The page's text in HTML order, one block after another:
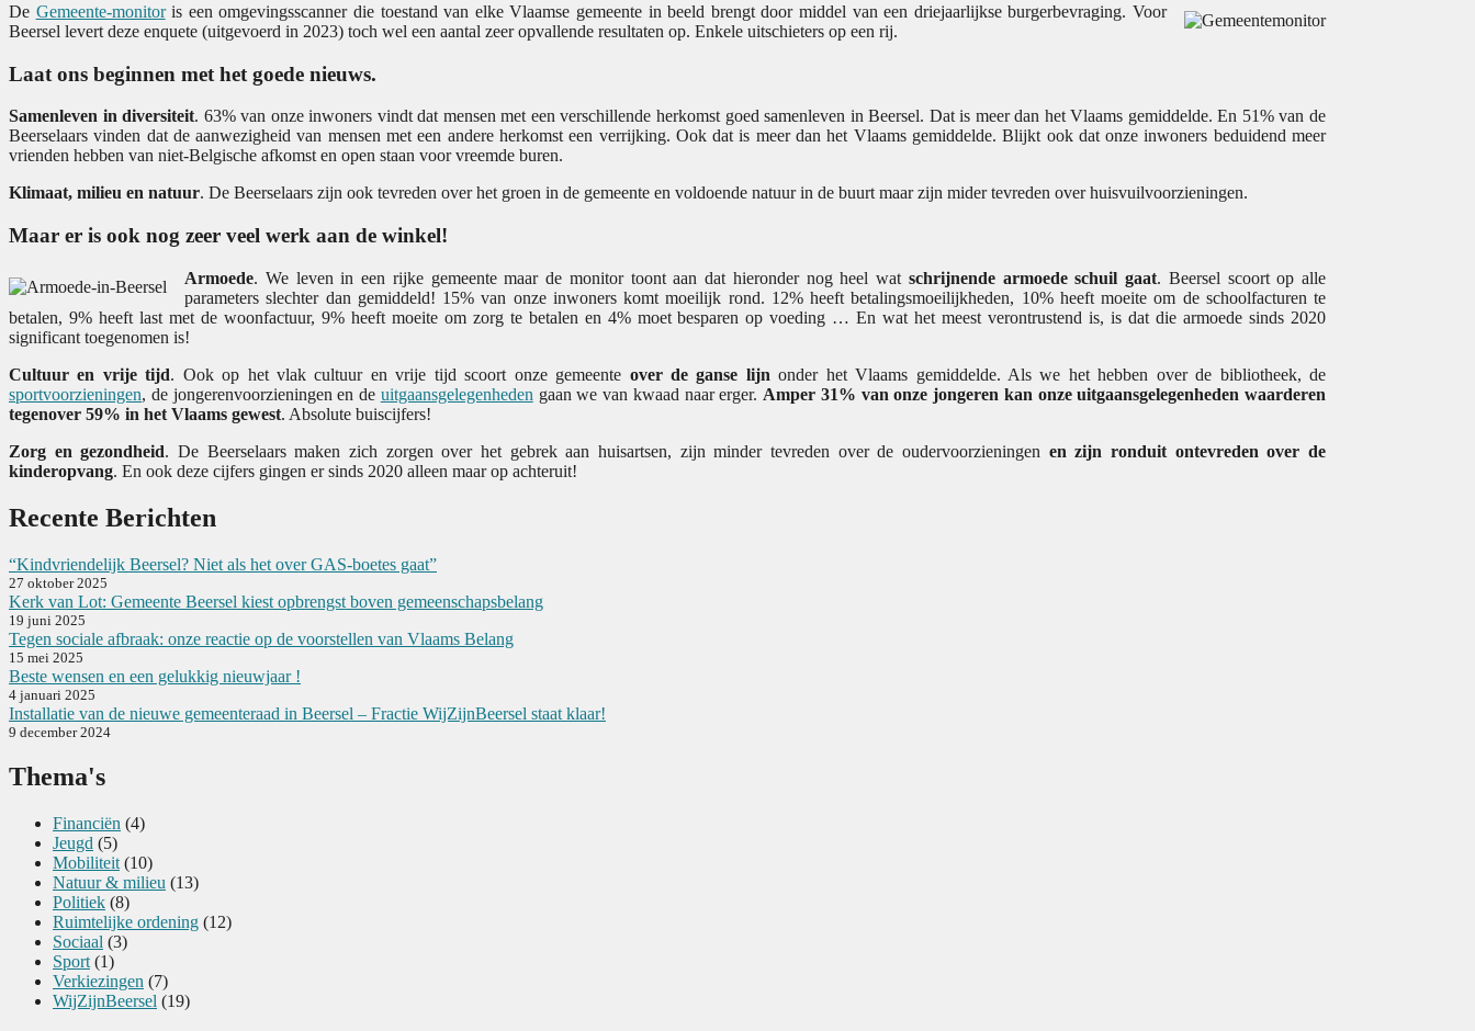
De Gemeente-monitoris een omgevingsscanner die toestand van elke Vlaamse gemeente in beeld brengt door middel van een driejaarlijkse burgerbevraging. Voor
Beersel levert deze enquete (uitgevoerd in 2023) toch wel een aantal zeer opvallende resultaten op. Enkele uitschieters op een rij.
Laat ons beginnen met het goede nieuws.
Samenleven in diversiteit. 63% van onze inwoners vindt dat mensen met een verschillende herkomst goed samenleven in Beersel. Dat is meer dan het Vlaams gemiddelde. En 51% van de
Beerselaars vinden dat de aanwezigheid van mensen met een andere herkomst een verrijking. Ook dat is meer dan het Vlaams gemiddelde. Blijkt ook dat onze inwoners beduidend meer
vrienden hebben van niet-Belgische afkomst en open staan voor vreemde buren.
Klimaat, milieu en natuur. De Beerselaars zijn ook tevreden over het groen in de gemeente en voldoende natuur in de buurt maar zijn mider tevreden over huisvuilvoorzieningen.
Maar er is ook nog zeer veel werk aan de winkel!
Armoede. We leven in een rijke gemeente maar de monitor toont aan dat hieronder nog heel wat schrijnende armoede schuil gaat. Beersel scoort op alle
parameters slechter dan gemiddeld! 15% van onze inwoners komt moeilijk rond. 12% heeft betalingsmoeilijkheden, 10% heeft moeite om de schoolfacturen te
betalen, 9% heeft last met de woonfactuur, 9% heeft moeite om zorg te betalen en 4% moet besparen op voeding … En wat het meest verontrustend is, is dat die armoede sinds 2020
significant toegenomen is!
Cultuur en vrije tijd. Ook op het vlak cultuur en vrije tijd scoort onze gemeente over de ganse lijn onder het Vlaams gemiddelde. Als we het hebben over de bibliotheek, de
sportvoorzieningen, de jongerenvoorzieningen en de uitgaansgelegenheden gaan we van kwaad naar erger. Amper 31% van onze jongeren kan onze uitgaansgelegenheden waarderen
tegenover 59% in het Vlaams gewest. Absolute buiscijfers!
Zorg en gezondheid. De Beerselaars maken zich zorgen over het gebrek aan huisartsen, zijn minder tevreden over de oudervoorzieningen en zijn ronduit ontevreden over de
kinderopvang. En ook deze cijfers gingen er sinds 2020 alleen maar op achteruit!
Recente Berichten
“Kindvriendelijk Beersel? Niet als het over GAS-boetes gaat”
27 oktober 2025
Kerk van Lot: Gemeente Beersel kiest opbrengst boven gemeenschapsbelang
19 juni 2025
Tegen sociale afbraak: onze reactie op de voorstellen van Vlaams Belang
15 mei 2025
Beste wensen en een gelukkig nieuwjaar !
4 januari 2025
Installatie van de nieuwe gemeenteraad in Beersel – Fractie WijZijnBeersel staat klaar!
9 december 2024
Thema's
Financiën (4)
Jeugd (5)
Mobiliteit (10)
Natuur & milieu (13)
Politiek (8)
Ruimtelijke ordening (12)
Sociaal (3)
Sport (1)
Verkiezingen (7)
WijZijnBeersel (19)